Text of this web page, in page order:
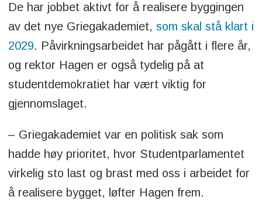
De har jobbet aktivt for å realisere byggingen
av det nye Griegakademiet, som skal stå klart i
2029. Påvirkningsarbeidet har pågått i flere år,
og rektor Hagen er også tydelig på at
studentdemokratiet har vært viktig for
gjennomslaget.
– Griegakademiet var en politisk sak som
hadde høy prioritet, hvor Studentparlamentet
virkelig sto last og brast med oss i arbeidet for
å realisere bygget, løfter Hagen frem.